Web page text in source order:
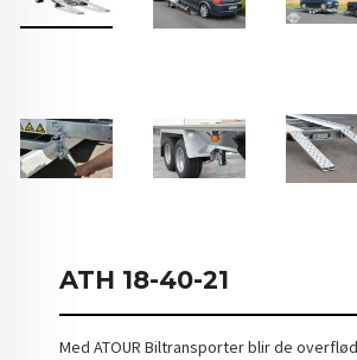
ATH 18-40-21
Med ATOUR Biltransporter blir de